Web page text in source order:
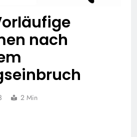
nach
2 Min